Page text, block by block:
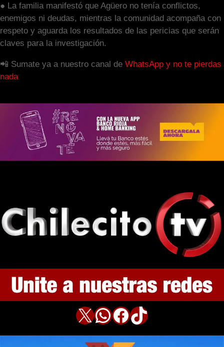
● La familia manifestó que Agüero no tenía conflictos,
enemigos ni deudas, mientras la comunidad acompaña con
respeto y aguarda los resultados de las pericias que serán
claves para la investigación.
📲 Sumate ya a nuestro canal de WhatsApp y no te pierdas
nada
X WhatsApp Facebook TikTok